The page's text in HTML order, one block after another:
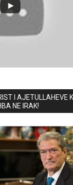
I AJETULLAHEVE
NE IRAK!